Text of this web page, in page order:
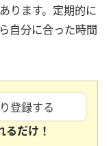
ります。定期的に
自分に合った時間
登録する
るだけ！